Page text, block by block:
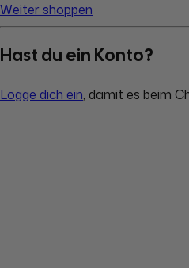
Weiter shoppen
Hast du ein Konto?
Logge dich ein, damit es beim